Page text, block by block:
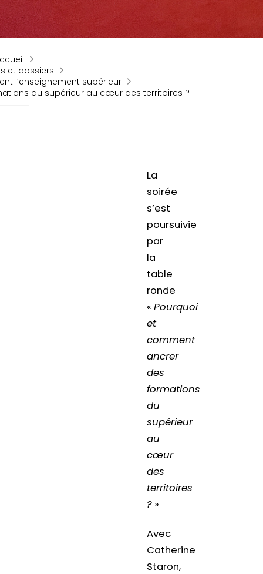
et dossiers
l’enseignement supérieur
du supérieur au cœur des territoires ?
La
soirée
s’est
poursuivie
par
la
table
ronde
« Pourquoi
et
comment
ancrer
des
formations
du
supérieur
au
cœur
des
territoires
?»
Avec
Catherine
Staron,